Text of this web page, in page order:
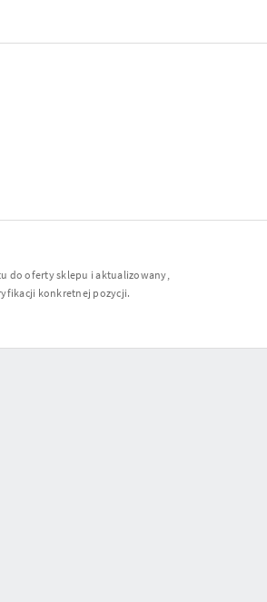
do oferty sklepu i aktualizowany,
konkretnej pozycji.